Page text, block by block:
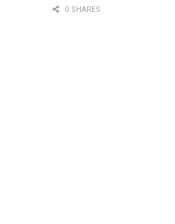
0 SHARES